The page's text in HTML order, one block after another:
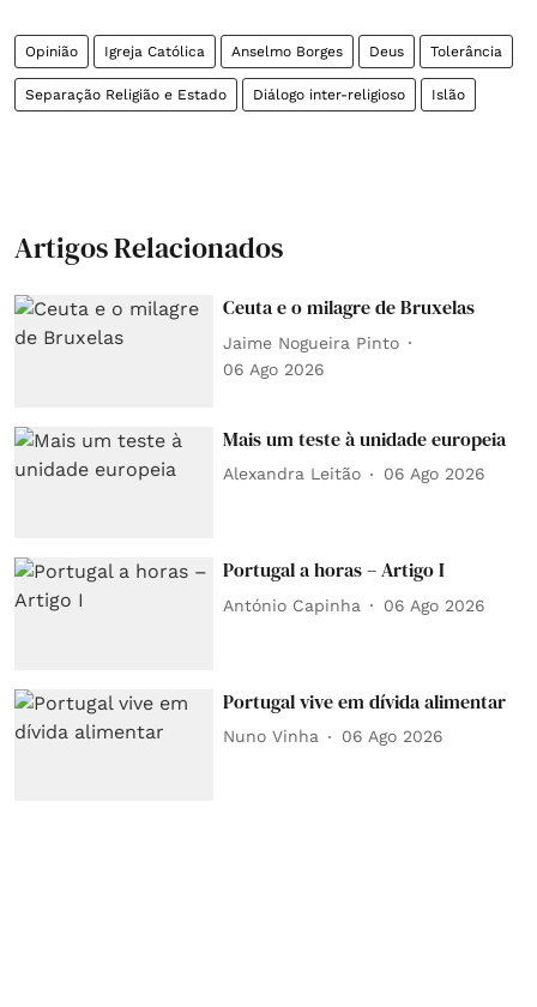
Opinião Igreja Católica Anselmo Borges Deus Tolerância
Separação Religião e Estado Diálogo inter-religioso Islão
Artigos Relacionados
Ceuta e o milagre de Bruxelas
Jaime Nogueira Pinto
06 Ago 2026
Mais um teste à unidade europeia
Alexandra Leitão 06 Ago 2026
Portugal a horas – Artigo I
António Capinha 06 Ago 2026
Portugal vive em dívida alimentar
Nuno Vinha 06 Ago 2026